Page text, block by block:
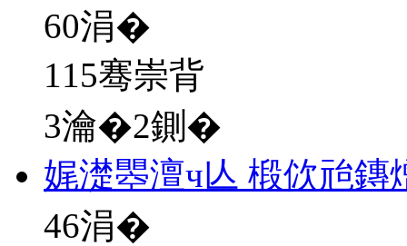
60涓�
115骞崇背
3瀹�2鍘�
娓濋瞾澶ч亾 椴佽兘鏄
46涓�